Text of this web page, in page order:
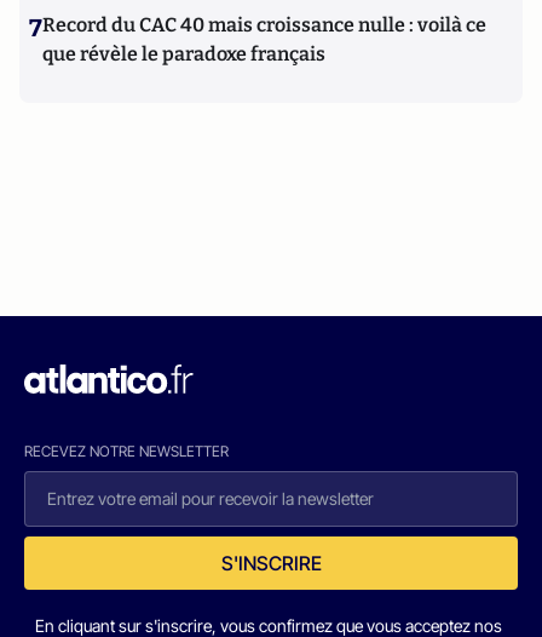
7Record du CAC 40 mais croissance nulle : voilà ce
que révèle le paradoxe français
RECEVEZ NOTRE NEWSLETTER
S'INSCRIRE
En cliquant sur s'inscrire, vous confirmez que vous acceptez nos